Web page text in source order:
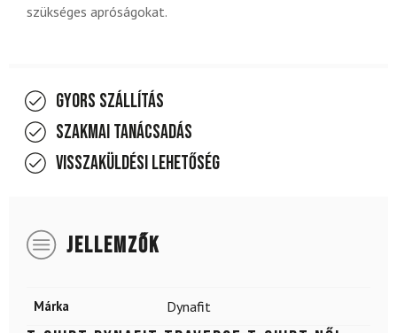
szükséges apróságokat.
Gyors szállítás
Szakmai tanácsadás
Visszaküldési lehetőség
JELLEMZŐK
Márka Dynafit